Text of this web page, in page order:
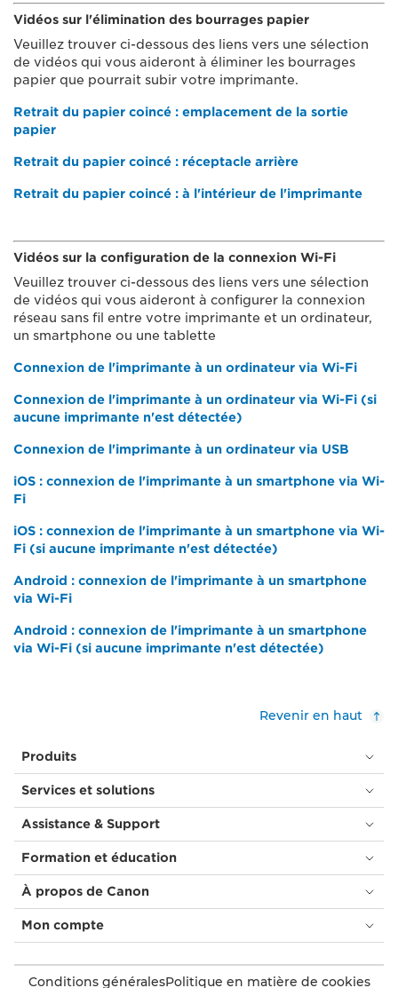
Vidéos sur l'élimination des bourrages papier
Veuillez trouver ci-dessous des liens vers une sélection
de vidéos qui vous aideront à éliminer les bourrages
papier que pourrait subir votre imprimante.
Retrait du papier coincé : emplacement de la sortie
papier
Retrait du papier coincé : réceptacle arrière
Retrait du papier coincé : à l'intérieur de l'imprimante
Vidéos sur la configuration de la connexion Wi-Fi
Veuillez trouver ci-dessous des liens vers une sélection
de vidéos qui vous aideront à configurer la connexion
réseau sans fil entre votre imprimante et un ordinateur,
un smartphone ou une tablette
Connexion de l'imprimante à un ordinateur via Wi-Fi
Connexion de l'imprimante à un ordinateur via Wi-Fi (si
aucune imprimante n'est détectée)
Connexion de l'imprimante à un ordinateur via USB
iOS : connexion de l'imprimante à un smartphone via Wi-
Fi
iOS : connexion de l'imprimante à un smartphone via Wi-
Fi (si aucune imprimante n'est détectée)
Android : connexion de l'imprimante à un smartphone
via Wi-Fi
Android : connexion de l'imprimante à un smartphone
via Wi-Fi (si aucune imprimante n'est détectée)
Revenir en haut
Produits
Services et solutions
Assistance & Support
Formation et éducation
À propos de Canon
Mon compte
Conditions généralesPolitique en matière de cookies